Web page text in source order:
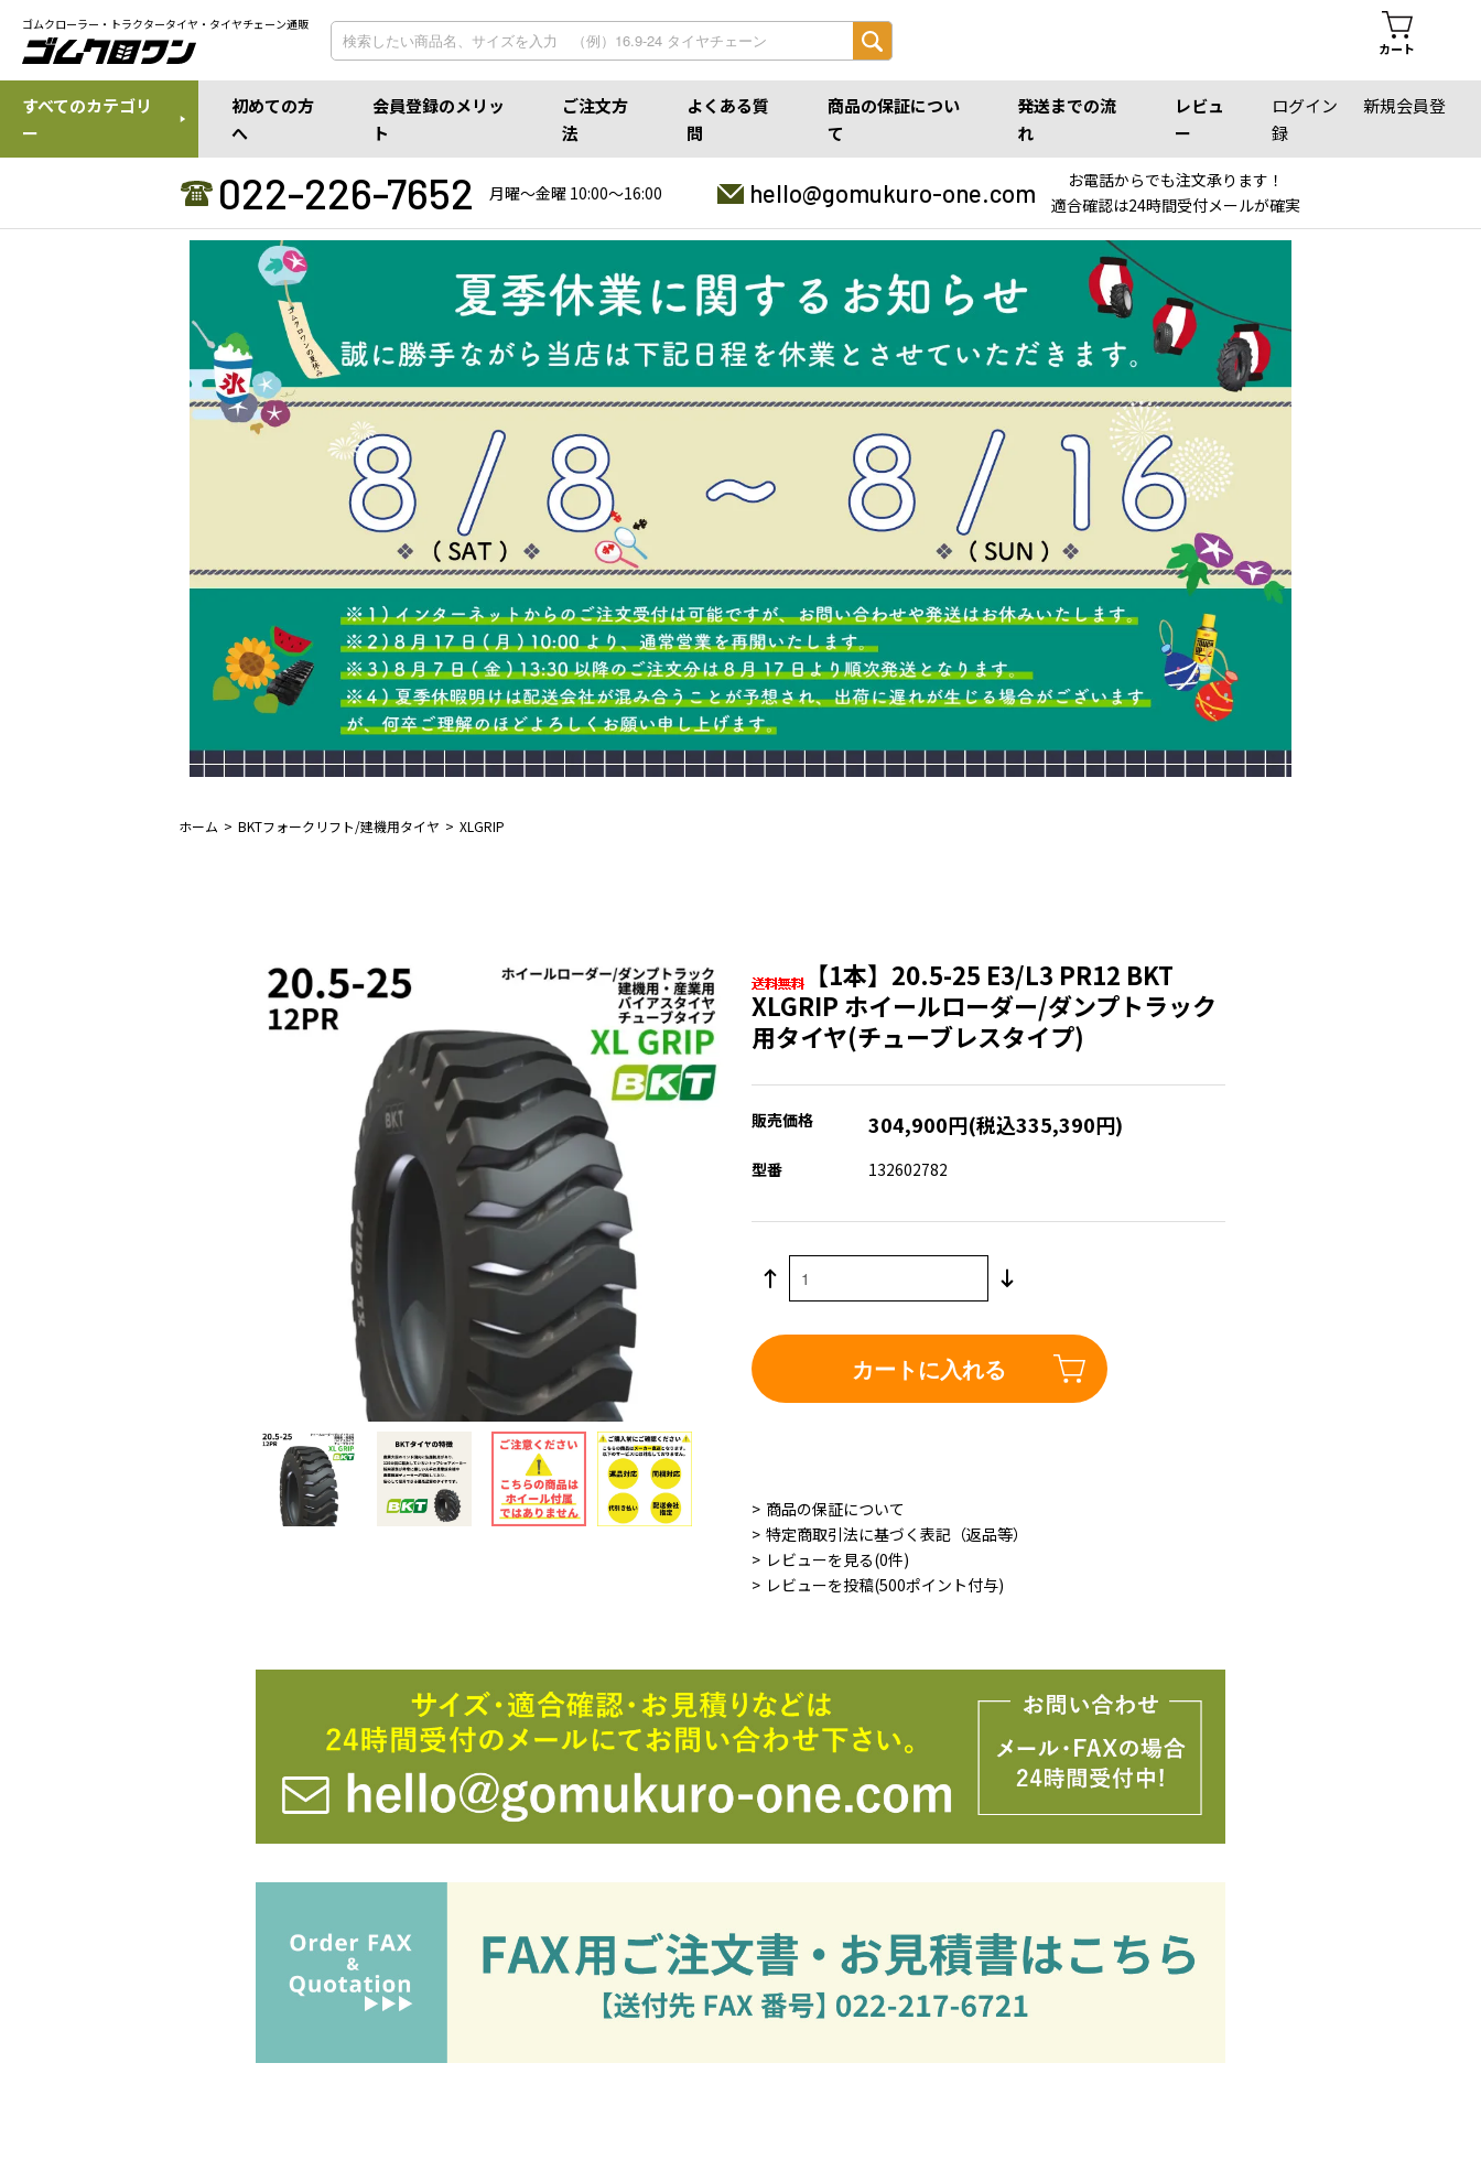
ゴムクローラー・トラクタータイヤ・タイヤチェーン通販
カート
すべてのカテゴリ
ー
初めての方
へ
会員登録のメリッ
ト
ご注文方
法
よくある質
問
商品の保証につい
て
発送までの流
れ
レビュ
ー
ログイン
新規会員登
録
022-226-7652 月曜〜金曜 10:00〜16:00 hello@gomukuro-one.com
お電話からでも注文承ります！
適合確認は24時間受付メールが確実
ホーム BKTフォークリフト/建機用タイヤ XLGRIP
【1本】20.5-25 E3/L3 PR12 BKT
XLGRIP ホイールローダー/ダンプトラック
用タイヤ(チューブレスタイプ)
販売価格 304,900円(税込335,390円)
型番 132602782
カートに入れる
商品の保証について
特定商取引法に基づく表記（返品等）
レビューを見る(0件)
レビューを投稿(500ポイント付与)